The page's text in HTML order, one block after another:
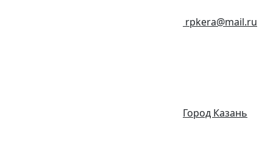
rpkera@mail.ru
Город Казань